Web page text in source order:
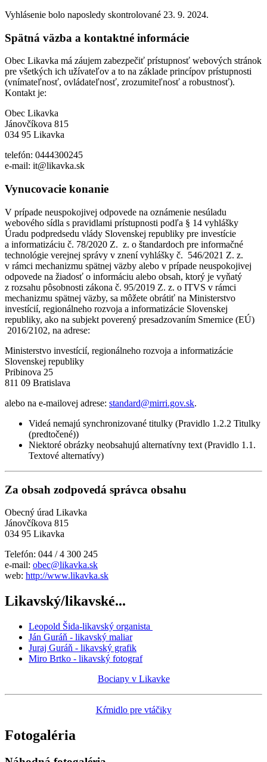
Vyhlásenie bolo naposledy skontrolované 23. 9. 2024.
Spätná väzba a kontaktné informácie
Obec Likavka má záujem zabezpečiť prístupnosť webových stránok
pre všetkých ich užívateľov a to na základe princípov prístupnosti
(vnímateľnosť, ovládateľnosť, zrozumiteľnosť a robustnosť).
Kontakt je:
Obec Likavka
Jánovčíkova 815
034 95 Likavka
telefón: 0444300245
e-mail: it@likavka.sk
Vynucovacie konanie
V prípade neuspokojivej odpovede na oznámenie nesúladu
webového sídla s pravidlami prístupnosti podľa § 14 vyhlášky
Úradu podpredsedu vlády Slovenskej republiky pre investície
a informatizáciu č. 78/2020 Z. z. o štandardoch pre informačné
technológie verejnej správy v znení vyhlášky č. 546/2021 Z. z.
v rámci mechanizmu spätnej väzby alebo v prípade neuspokojivej
odpovede na žiadosť o informáciu alebo obsah, ktorý je vyňatý
z rozsahu pôsobnosti zákona č. 95/2019 Z. z. o ITVS v rámci
mechanizmu spätnej väzby, sa môžete obrátiť na Ministerstvo
investícií, regionálneho rozvoja a informatizácie Slovenskej
republiky, ako na subjekt poverený presadzovaním Smernice (EÚ)
2016/2102, na adrese:
Ministerstvo investícií, regionálneho rozvoja a informatizácie
Slovenskej republiky
Pribinova 25
811 09 Bratislava
alebo na e-mailovej adrese: standard@mirri.gov.sk.
Videá nemajú synchronizované titulky (Pravidlo 1.2.2 Titulky
(predtočené))
Niektoré obrázky neobsahujú alternatívny text (Pravidlo 1.1.
Textové alternatívy)
Za obsah zodpovedá správca obsahu
Obecný úrad Likavka
Jánovčíkova 815
034 95 Likavka
Telefón: 044 / 4 300 245
e-mail: obec@likavka.sk
web: http://www.likavka.sk
Likavský/likavské...
Leopold Šida-likavský organista
Ján Guráň - likavský maliar
Juraj Guráň - likavský grafik
Miro Brtko - likavský fotograf
Bociany v Likavke
Kŕmidlo pre vtáčiky
Fotogaléria